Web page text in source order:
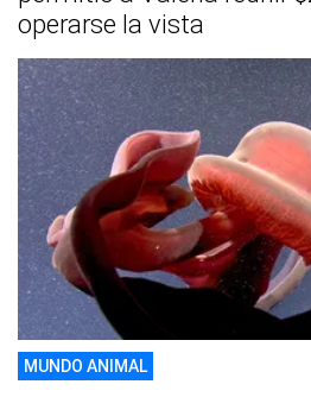
operarse la vista
MUNDO ANIMAL